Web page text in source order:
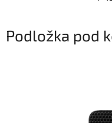
Podložka pod